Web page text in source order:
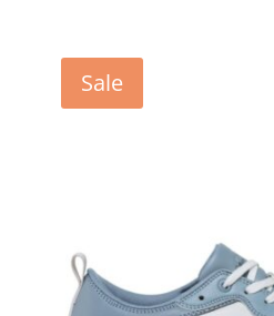
€129,90.
Sale